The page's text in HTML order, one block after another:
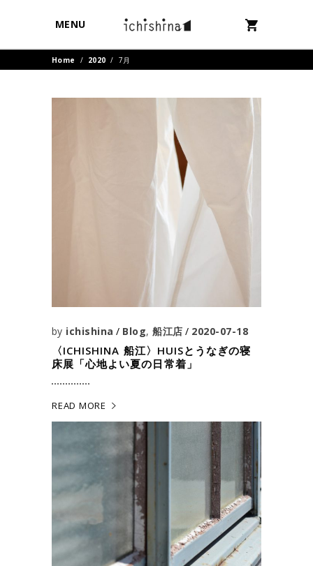
MENU
Home / 2020 / 7月
by ichishina Blog,船江店 2020-07-18
〈ICHISHINA 船江〉HUISとうなぎの寝
床展「心地よい夏の日常着」
READ MORE